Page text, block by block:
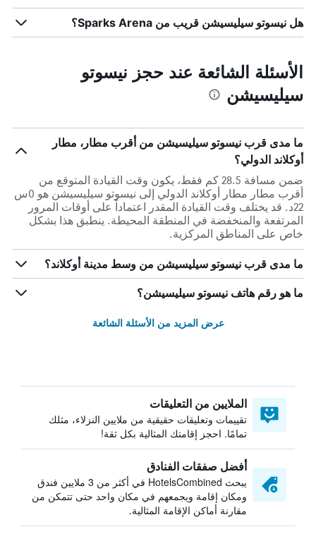
هل نيسوتو سيليسيشن قريب من Sparks Arena؟
الأسئلة الشائعة عند حجز نيسوتو
سيليسيشن
ما مدى قرب نيسوتو سيليسيشن من أقرب مطار، مطار
أوكلاند الدولي؟
ضمن مسافة 28.5 كم فقط، يكون وقت القيادة المتوقع من
أقرب مطار مطار أوكلاند الدولي إلى نيسوتو سيليسيشن هو 0س
22د. قد يختلف وقت القيادة المقدر اعتماداً على أوقات المرور
المرتفعة والمنخفضة في المنطقة المحيطة. ينطبق هذا بشكل
خاص على المناطق المركزية.
ما مدى قرب نيسوتو سيليسيشن من وسط مدينة أوكلاند؟
ما هو رقم هاتف نيسوتو سيليسيشن؟
عرض المزيد من الأسئلة الشائعة
الملايين من التعليقات
تقييمات وتعليقات حقيقية من ملايين النزلاء، مثلك
تمامًا. احجز إقامتك المثالية بكل ثقة!
أفضل صفقات الفنادق
يبحث HotelsCombined في أكثر من 3 ملايين فندق
ومكان إقامة ويجمعهم في مكان واحد حتى تتمكن من
مقارنة أماكن الإقامة المثالية.